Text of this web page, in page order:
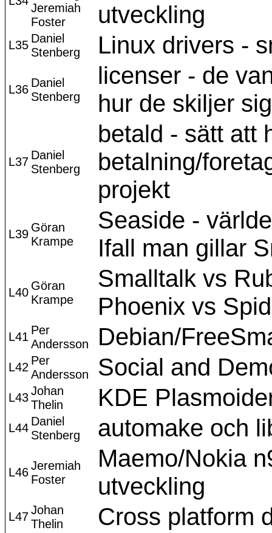
Jeremiah
Foster
utveckling
L35 Daniel
Stenberg
Linux drivers -
L36 Daniel
Stenberg
licenser - de
hur de skiljer sig
L37 Daniel
Stenberg
betald - sätt att
betalning/
projekt
L39 Göran
Krampe
Seaside -
Ifall man gillar
L40 Göran
Krampe
Smalltalk vs
Phoenix vs
L41 Per
Andersson
Debian/
L42 Per
Andersson
Social and
L43Johan
Thelin
KDE
L44 Daniel
Stenberg
automake och
L46Jeremiah
Foster
Maemo/Nokia
utveckling
L47Johan
Thelin
Cross platform